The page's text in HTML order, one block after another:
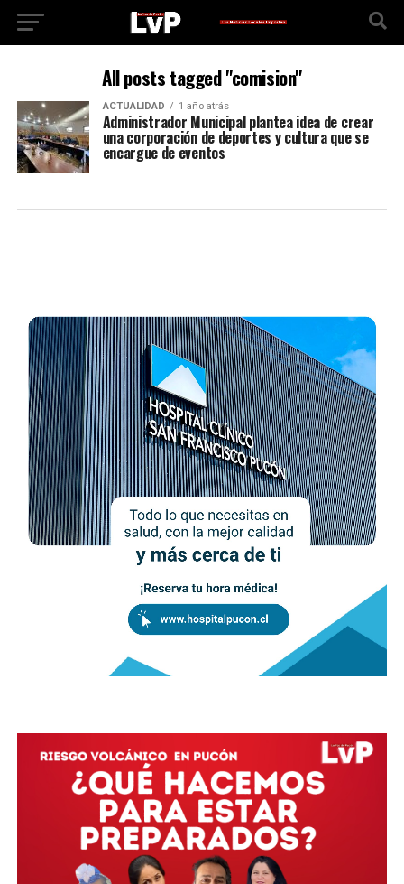
All posts tagged "comision"
ACTUALIDAD 1 año atrás
Administrador Municipal plantea idea de crear
una corporación de deportes y cultura que se
encargue de eventos